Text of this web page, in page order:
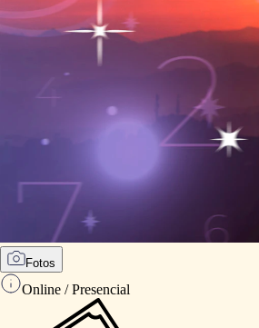
Fotos
Online / Presencial